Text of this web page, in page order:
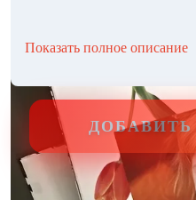
Показать полное описание